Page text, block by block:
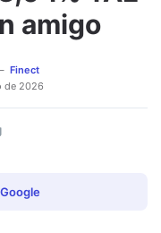
amigo
Finect
de 2026